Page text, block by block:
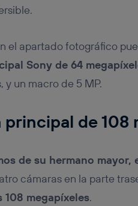
el apartado fotográfico
Sony de 64
y un macro de 5 MP.
principal de 108
de su hermano mayor,
cámaras en la parte
108 megapíxeles.